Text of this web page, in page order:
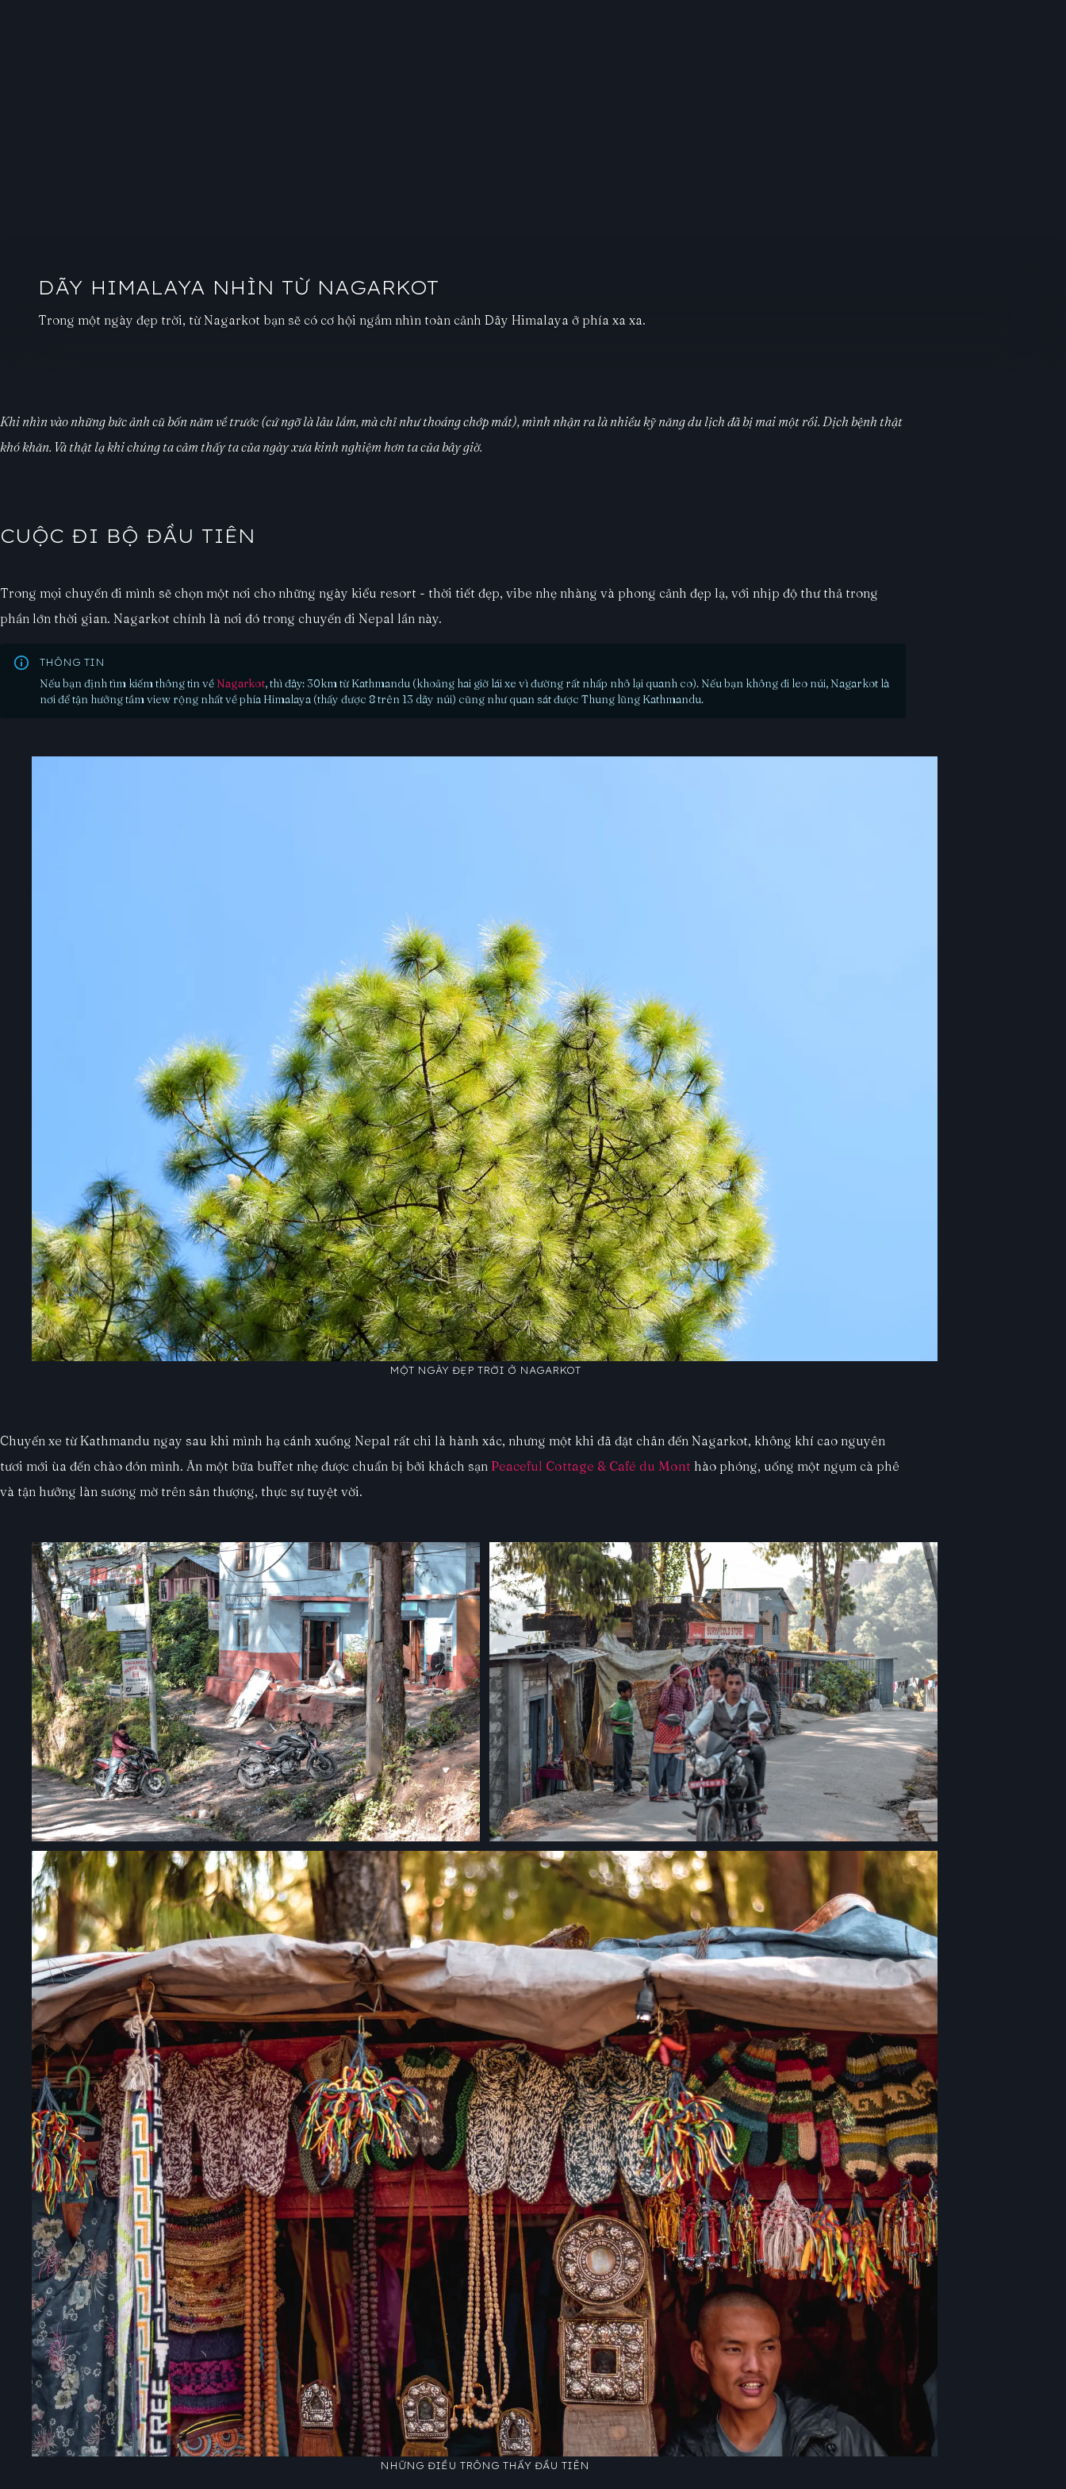
DÃY HIMALAYA NHÌN TỪ NAGARKOT
Trong một ngày đẹp trời, từ Nagarkot bạn sẽ có cơ hội ngắm nhìn toàn cảnh Dãy Himalaya ở phía xa xa.
Khi nhìn vào những bức ảnh cũ bốn năm về trước (cứ ngỡ là lâu lắm, mà chỉ như thoáng chớp mắt), mình nhận ra là nhiều kỹ năng du lịch đã bị mai một rồi. Dịch bệnh thật
khó khăn. Và thật lạ khi chúng ta cảm thấy ta của ngày xưa kinh nghiệm hơn ta của bây giờ.
CUỘC ĐI BỘ ĐẦU TIÊN
Trong mọi chuyến đi mình sẽ chọn một nơi cho những ngày kiểu resort - thời tiết đẹp, vibe nhẹ nhàng và phong cảnh đẹp lạ, với nhịp độ thư thả trong
phần lớn thời gian. Nagarkot chính là nơi đó trong chuyến đi Nepal lần này.
THÔNG TIN
Nếu bạn định tìm kiếm thông tin về Nagarkot, thì đây: 30km từ Kathmandu (khoảng hai giờ lái xe vì đường rất nhấp nhô lại quanh co). Nếu bạn không đi leo núi, Nagarkot là
nơi để tận hưởng tầm view rộng nhất về phía Himalaya (thấy được 8 trên 13 dãy núi) cũng như quan sát được Thung lũng Kathmandu.
MỘT NGÀY ĐẸP TRỜI Ở NAGARKOT
Chuyến xe từ Kathmandu ngay sau khi mình hạ cánh xuống Nepal rất chi là hành xác, nhưng một khi đã đặt chân đến Nagarkot, không khí cao nguyên
tươi mới ùa đến chào đón mình. Ăn một bữa buffet nhẹ được chuẩn bị bởi khách sạn Peaceful Cottage & Café du Mont hào phóng, uống một ngụm cà phê
và tận hưởng làn sương mờ trên sân thượng, thực sự tuyệt vời.
NHỮNG ĐIỀU TRÔNG THẤY ĐẦU TIÊN